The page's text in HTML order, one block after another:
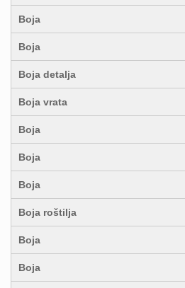
Boja
Boja
Boja detalja
Boja vrata
Boja
Boja
Boja
Boja roštilja
Boja
Boja